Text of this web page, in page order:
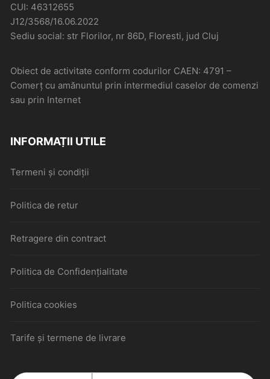
CUI: 46312655
J12/3568/16.06.2022
Sediu social: str Florilor, nr 86D, Floresti, jud Cluj
Obiect de activitate conform codurilor CAEN: 4791 –
Comerţ cu amănuntul prin intermediul caselor de comenzi
sau prin Internet
INFORMAȚII UTILE
Termeni și condiții
Politica de retur
Retragere din contract
Politica de Confidențialitate
Politica cookies
Tarife și termene de livrare